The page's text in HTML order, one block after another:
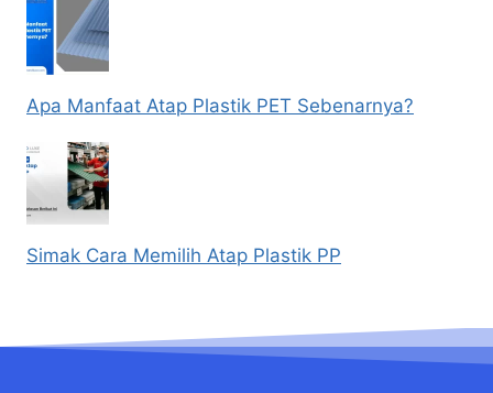
Apa Manfaat Atap Plastik PET Sebenarnya?
Simak Cara Memilih Atap Plastik PP